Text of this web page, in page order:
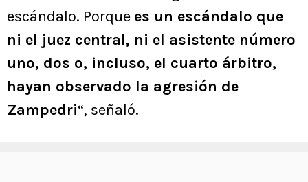
escándalo. Porque es un escándalo que
ni el juez central, ni el asistente número
uno, dos o, incluso, el cuarto árbitro,
hayan observado la agresión de
Zampedri“, señaló.